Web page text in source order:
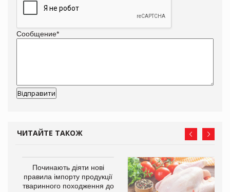
Сообщение*
ЧИТАЙТЕ ТАКОЖ
Починають діяти нові
правила імпорту продукції
тваринного походження до